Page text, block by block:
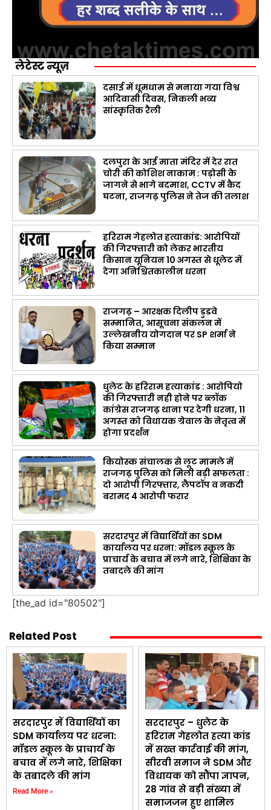
लेटेस्ट न्यूज़
दसाई में धूमधाम से मनाया गया विश्व
आदिवासी दिवस, निकली भव्य
सांस्कृतिक रैली
दलपुरा के आई माता मंदिर में देर रात
चोरी की कोशिश नाकाम : पड़ोसी के
जागने से भागे बदमाश, CCTV में कैद
घटना, राजगढ़ पुलिस ने तेज की तलाश
हरिराम गेहलोत हत्याकांड: आरोपियों
की गिरफ्तारी को लेकर भारतीय
किसान यूनियन 10 अगस्त से धूलेट में
देगा अनिश्चितकालीन धरना
राजगढ़ – आरक्षक दिलीप डुडवे
सम्मानित, आसूचना संकलन में
उल्लेखनीय योगदान पर SP शर्मा ने
किया सम्मान
धुलेट के हरिराम हत्याकांड : आरोपियो
की गिरफ्तारी नही होने पर ब्लॉक
कांग्रेस राजगढ़ थाना पर देगी धरना, 11
अगस्त को विधायक ग्रेवाल के नेतृत्व में
होगा प्रदर्शन
कियोस्क संचालक से लूट मामले में
राजगढ़ पुलिस को मिली बड़ी सफलता :
दो आरोपी गिरफ्तार, लैपटॉप व नकदी
बरामद 4 आरोपी फरार
सरदारपुर में विद्यार्थियों का SDM
कार्यालय पर धरना: मॉडल स्कूल के
प्राचार्य के बचाव में लगे नारे, शिक्षिका के
तबादले की मांग
[the_ad id="80502"]
Related Post
सरदारपुर में विद्यार्थियों का
SDM कार्यालय पर धरना:
मॉडल स्कूल के प्राचार्य के
बचाव में लगे नारे, शिक्षिका
के तबादले की मांग
Read More »
सरदारपुर – धुलेट के
हरिराम गेहलोत हत्या कांड
में सख्त कार्रवाई की मांग,
सीरवी समाज ने SDM और
विधायक को सौंपा ज्ञापन,
28 गांव से बड़ी संख्या में
समाजजन हुए शामिल